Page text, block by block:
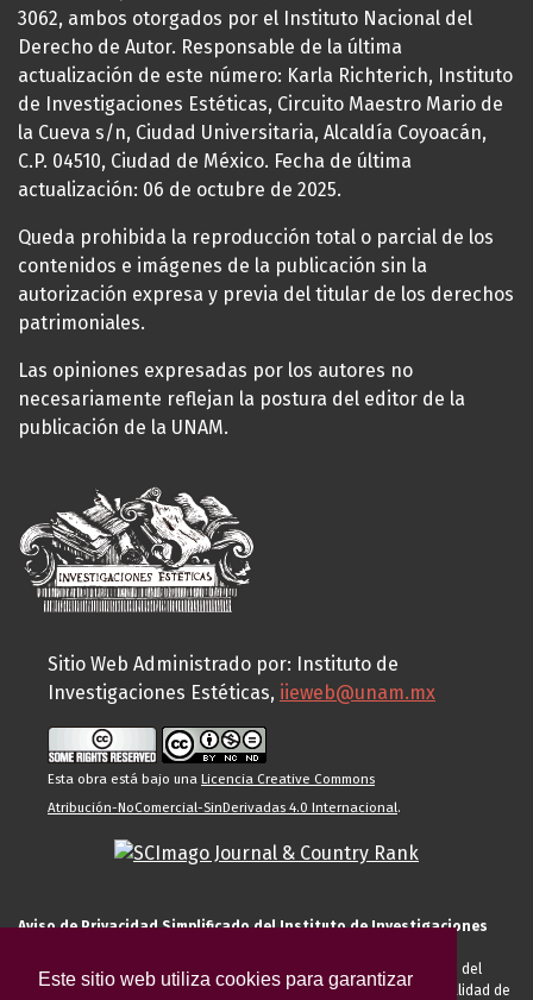
Este sitio web utiliza cookies para garantizar
3062, ambos otorgados por el Instituto Nacional del
Derecho de Autor. Responsable de la última
actualización de este número: Karla Richterich, Instituto
de Investigaciones Estéticas, Circuito Maestro Mario de
la Cueva s/n, Ciudad Universitaria, Alcaldía Coyoacán,
C.P. 04510, Ciudad de México. Fecha de última
actualización: 06 de octubre de 2025.
Queda prohibida la reproducción total o parcial de los
contenidos e imágenes de la publicación sin la
autorización expresa y previa del titular de los derechos
patrimoniales.
Las opiniones expresadas por los autores no
necesariamente reflejan la postura del editor de la
publicación de la UNAM.
Sitio Web Administrado por: Instituto de
Investigaciones Estéticas, iieweb@unam.mx
Esta obra está bajo una Licencia Creative Commons
Atribución-NoComercial-SinDerivadas 4.0 Internacional.
Aviso de Privacidad Simplificado del Instituto de Investigaciones
El Instituto de Investigaciones Estéticas de la UNAM, es responsable del
tratamiento de sus datos personales para el registro de usted en calidad de